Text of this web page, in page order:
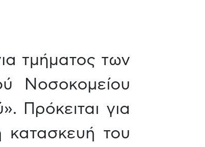
τμήματος των
Νοσοκομείου
Πρόκειται για
κατασκευή του